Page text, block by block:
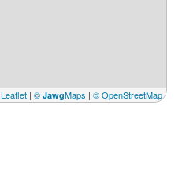
Leaflet | © JawgMaps | © OpenStreetMap